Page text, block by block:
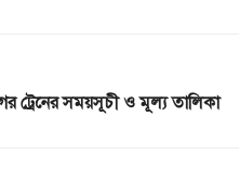
ট্রেনের সময়সূচী ও মূল্য তালিকা